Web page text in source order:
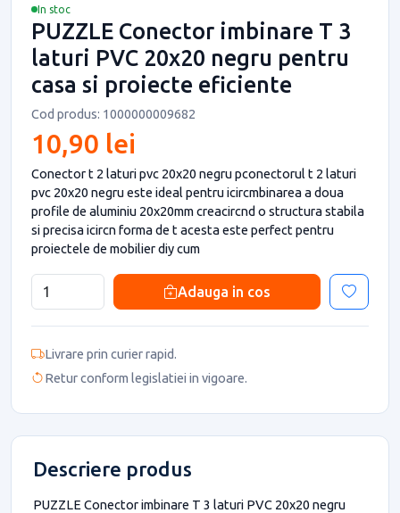
In stoc
PUZZLE Conector imbinare T 3
laturi PVC 20x20 negru pentru
casa si proiecte eficiente
Cod produs: 1000000009682
10,90 lei
Conector t 2 laturi pvc 20x20 negru pconectorul t 2 laturi
pvc 20x20 negru este ideal pentru icircmbinarea a doua
profile de aluminiu 20x20mm creacircnd o structura stabila
si precisa icircn forma de t acesta este perfect pentru
proiectele de mobilier diy cum
Adauga in cos
Livrare prin curier rapid.
Retur conform legislatiei in vigoare.
Descriere produs
PUZZLE Conector imbinare T 3 laturi PVC 20x20 negru